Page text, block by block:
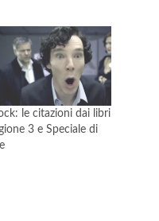
le citazioni dai libri
3 e Speciale di